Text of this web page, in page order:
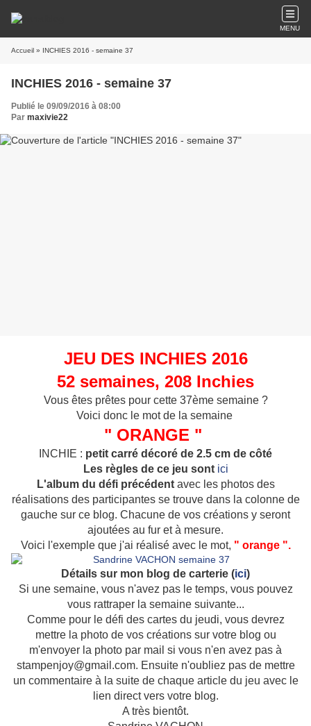
MENU
Accueil » INCHIES 2016 - semaine 37
INCHIES 2016 - semaine 37
Publié le 09/09/2016 à 08:00
Par maxivie22
JEU DES INCHIES 2016
52 semaines, 208 Inchies
Vous êtes prêtes pour cette 37ème semaine ?
Voici donc le mot de la semaine
" ORANGE "
INCHIE : petit carré décoré de 2.5 cm de côté
Les règles de ce jeu sontici
L'album du défi précédentavec les photos des
réalisations des participantes se trouve dans la colonne de
gauche sur ce blog. Chacune de vos créations y seront
ajoutées au fur et à mesure.
Voici l'exemple que j'ai réalisé avec le mot, " orange ".
Détails sur mon blog de carterie (ici)
Si une semaine, vous n'avez pas le temps, vous pouvez
vous rattraper la semaine suivante...
Comme pour le défi des cartes du jeudi, vous devrez
mettre la photo de vos créations sur votre blog ou
m'envoyer la photo par mail si vous n'en avez pas à
stampenjoy@gmail.com. Ensuite n'oubliez pas de mettre
un commentaire à la suite de chaque article du jeu avec le
lien direct vers votre blog.
A très bientôt.